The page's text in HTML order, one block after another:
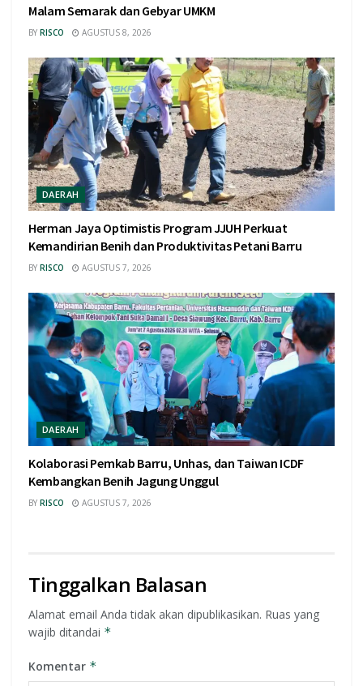
Malam Semarak dan Gebyar UMKM
BY RISCO AGUSTUS 8, 2026
DAERAH
Herman Jaya Optimistis Program JJUH Perkuat
Kemandirian Benih dan Produktivitas Petani Barru
BY RISCO AGUSTUS 7, 2026
DAERAH
Kolaborasi Pemkab Barru, Unhas, dan Taiwan ICDF
Kembangkan Benih Jagung Unggul
BY RISCO AGUSTUS 7, 2026
Tinggalkan Balasan
Alamat email Anda tidak akan dipublikasikan. Ruas yang
wajib ditandai *
Komentar *